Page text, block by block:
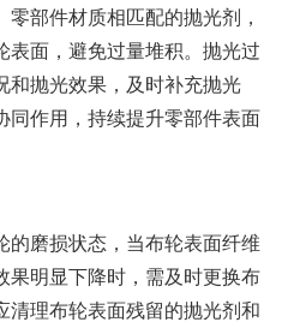
部件材质相匹配的抛光剂，
表面，避免过量堆积。抛光过
和抛光效果，及时补充抛光
同作用，持续提升零部件表面
磨损状态，当布轮表面纤维
果明显下降时，需及时更换布
清理布轮表面残留的抛光剂和